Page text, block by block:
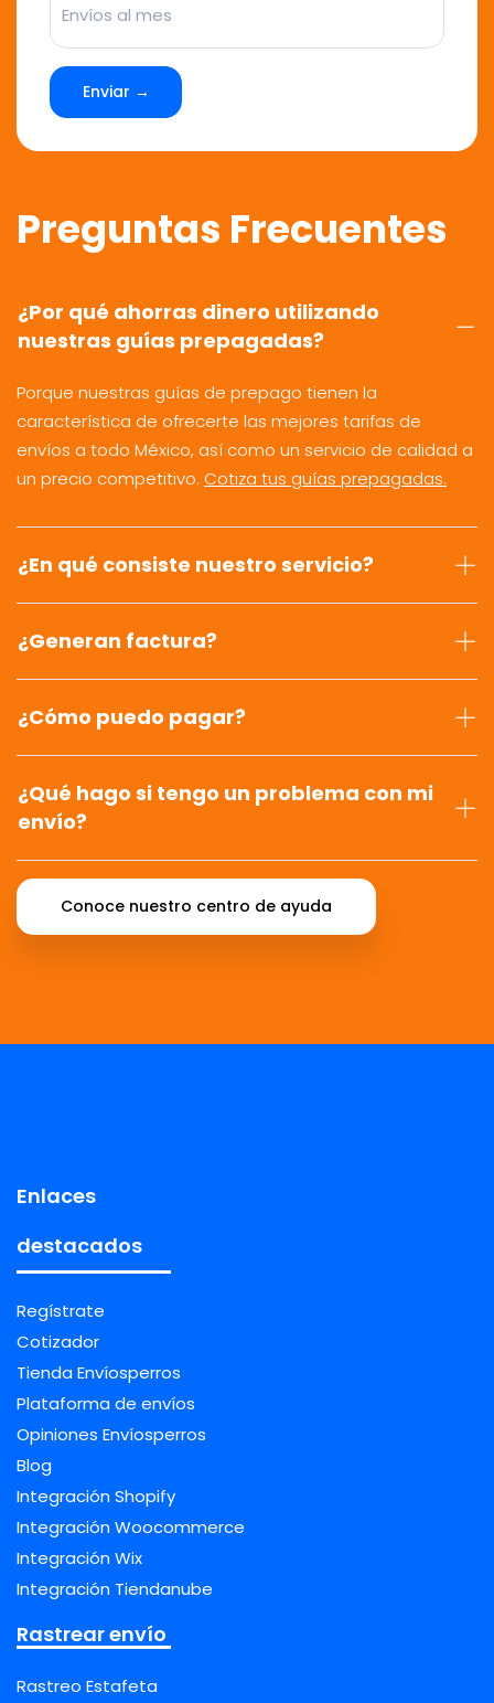
Enviar →
Preguntas Frecuentes
¿Por qué ahorras dinero utilizando
nuestras guías prepagadas?
Porque nuestras guías de prepago tienen la
característica de ofrecerte las mejores tarifas de
envíos a todo México, así como un servicio de calidad a
un precio competitivo. Cotiza tus guías prepagadas.
¿En qué consiste nuestro servicio?
¿Generan factura?
¿Cómo puedo pagar?
¿Qué hago si tengo un problema con mi
envío?
Conoce nuestro centro de ayuda
Enlaces
destacados
Regístrate
Cotizador
Tienda Envíosperros
Plataforma de envíos
Opiniones Envíosperros
Blog
Integración Shopify
Integración Woocommerce
Integración Wix
Integración Tiendanube
Rastrear envío
Rastreo Estafeta